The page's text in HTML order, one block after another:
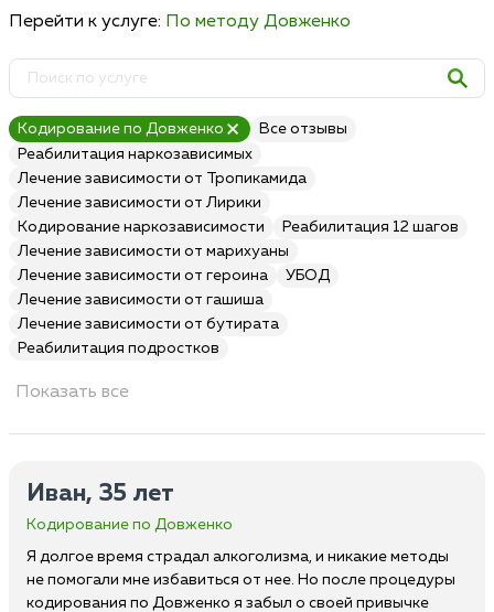
Перейти к услуге: По методу Довженко
Кодирование по Довженко
Все отзывы
Реабилитация наркозависимых
Лечение зависимости от Тропикамида
Лечение зависимости от Лирики
Кодирование наркозависимости
Реабилитация 12 шагов
Лечение зависимости от марихуаны
Лечение зависимости от героина
УБОД
Лечение зависимости от гашиша
Лечение зависимости от бутирата
Реабилитация подростков
Показать все
Иван, 35 лет
Кодирование по Довженко
Я долгое время страдал алкоголизма, и никакие методы
не помогали мне избавиться от нее. Но после процедуры
кодирования по Довженко я забыл о своей привычке